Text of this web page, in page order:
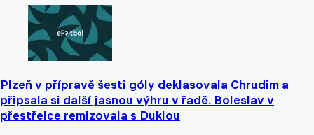
Plzeň v přípravě šesti góly deklasovala Chrudim a
připsala si další jasnou výhru v řadě. Boleslav v
přestřelce remizovala s Duklou